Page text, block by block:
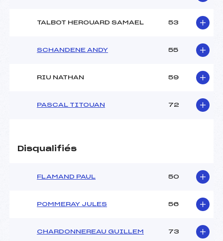
TALBOT HEROUARD SAMAEL 53
SCHANDENE ANDY 55
RIU NATHAN 59
PASCAL TITOUAN 72
Disqualifiés
FLAMAND PAUL 50
POMMERAY JULES 56
CHARDONNEREAU GUILLEM 73